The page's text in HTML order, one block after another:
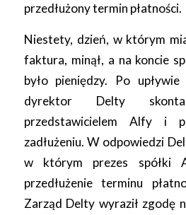
przedłużony termin płatności.
Niestety, dzień, w którym
faktura, minął, a na koncie
było pieniędzy. Po
dyrektor Delty
przedstawicielem Alfy i
zadłużeniu. W odpowiedzi
w którym prezes spółki
przedłużenie terminu
Zarząd Delty wyraził zgodę